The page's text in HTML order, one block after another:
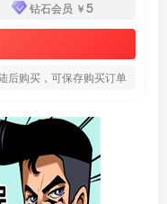
钻石会员 ￥5
后购买，可保存购买订单